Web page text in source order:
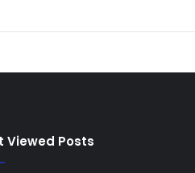
Viewed Posts